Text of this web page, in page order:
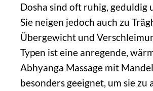
Dosha sind oft ruhig, geduldig
Sie neigen jedoch auch zu
Übergewicht und
Typen ist eine anregende,
Abhyanga Massage mit
besonders geeignet, um sie